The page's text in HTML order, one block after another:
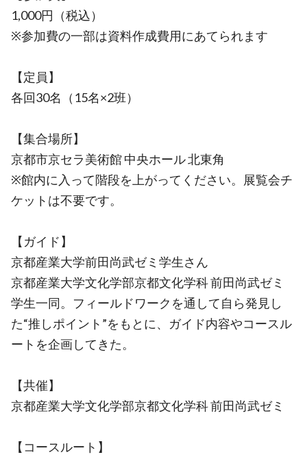
1,000円（税込）
※参加費の一部は資料作成費用にあてられます
【定員】
各回30名（15名×2班）
【集合場所】
京都市京セラ美術館 中央ホール 北東角
※館内に入って階段を上がってください。展覧会チ
ケットは不要です。
【ガイド】
京都産業大学前田尚武ゼミ学生さん
京都産業大学文化学部京都文化学科 前田尚武ゼミ
学生一同。フィールドワークを通して自ら発見し
た“推しポイント”をもとに、ガイド内容やコースル
ートを企画してきた。
【共催】
京都産業大学文化学部京都文化学科 前田尚武ゼミ
【コースルート】